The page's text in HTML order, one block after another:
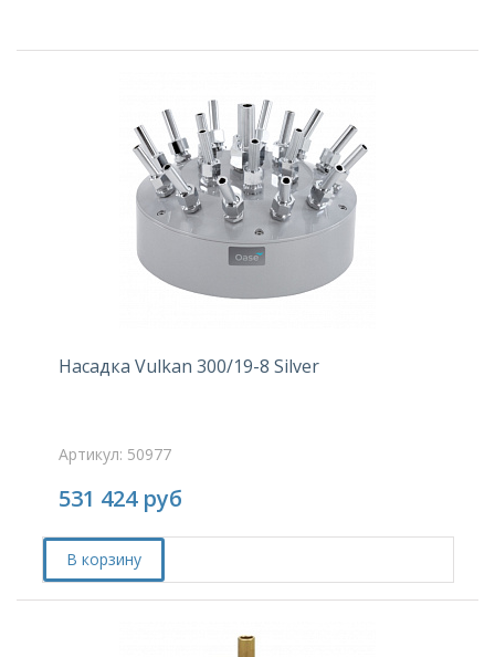
Насадка Vulkan 300/19-8 Silver
Артикул: 50977
531 424 руб
В корзину